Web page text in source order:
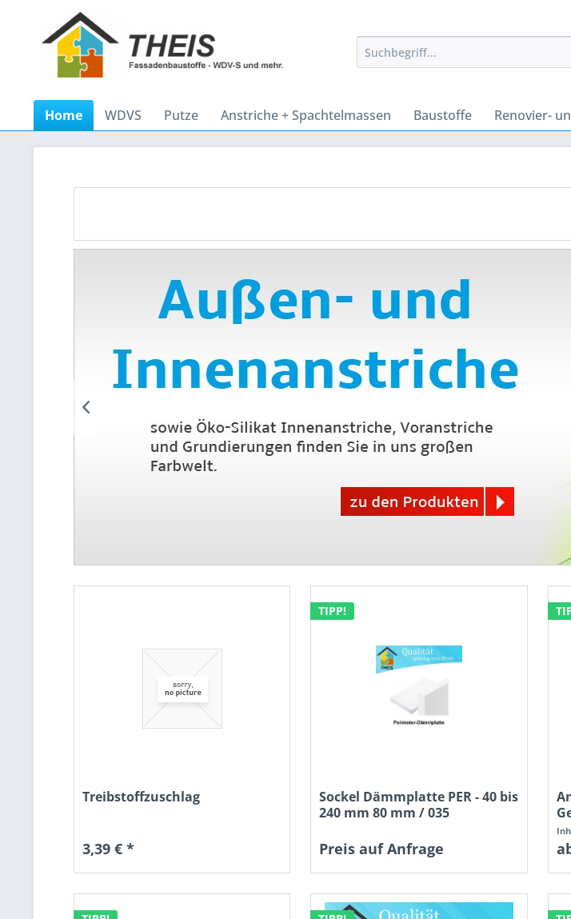
Home WDVS Putze Anstriche + Spachtelmassen Baustoffe Renovier-
Treibstoffzuschlag
3,39 € *
TIPP!
Sockel Dämmplatte PER - 40 bis
240 mm 80 mm / 035
Preis auf Anfrage